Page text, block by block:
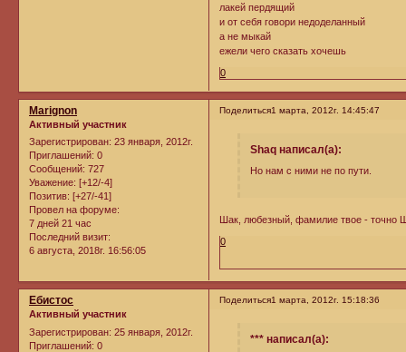
лакей пердящий
и от себя говори недоделанный
а не мыкай
ежели чего сказать хочешь
0
Поделиться1 марта, 2012г. 14:45:47
Marignon
Активный участник
Зарегистрирован: 23 января, 2012г.
Приглашений: 0
Сообщений: 727
Уважение: [+12/-4]
Позитив: [+27/-41]
Провел на форуме:
7 дней 21 час
Последний визит:
6 августа, 2018г. 16:56:05
Shaq написал(а):
Но нам с ними не по пути.
Шак, любезный, фамилие твое - точно
0
Поделиться1 марта, 2012г. 15:18:36
Ебистос
Активный участник
Зарегистрирован: 25 января, 2012г.
Приглашений: 0
*** написал(а):